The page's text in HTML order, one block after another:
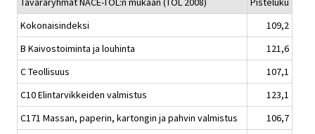
Kokonaisindeksi
109,2
B Kaivostoiminta ja louhinta
121,6
C Teollisuus
107,1
C10 Elintarvikkeiden valmistus
123,1
C171 Massan, paperin, kartongin ja pahvin valmistus
106,7